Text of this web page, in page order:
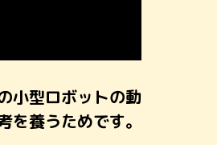
小型ロボットの動
養うためです。